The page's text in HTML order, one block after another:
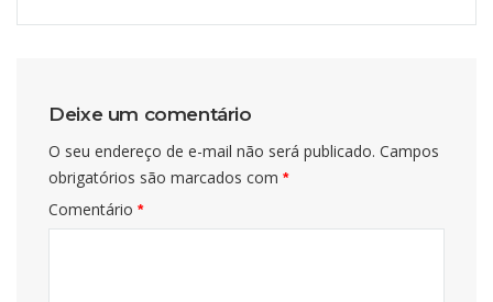
Deixe um comentário
O seu endereço de e-mail não será publicado. Campos
obrigatórios são marcados com*
Comentário*